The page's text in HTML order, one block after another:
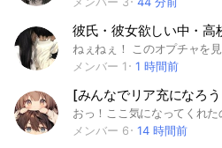
メンバー 1
1 時間前
[みんなでリア充になろ
メンバー 6
14 時間前